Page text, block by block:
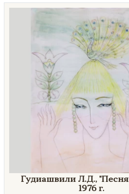
Гудиашвили Л.Д., "Песня
1976 г.